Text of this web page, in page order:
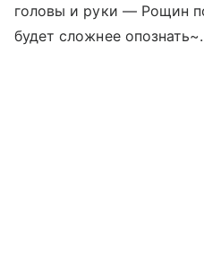
головы и руки — Рощин
будет сложнее опознать~.